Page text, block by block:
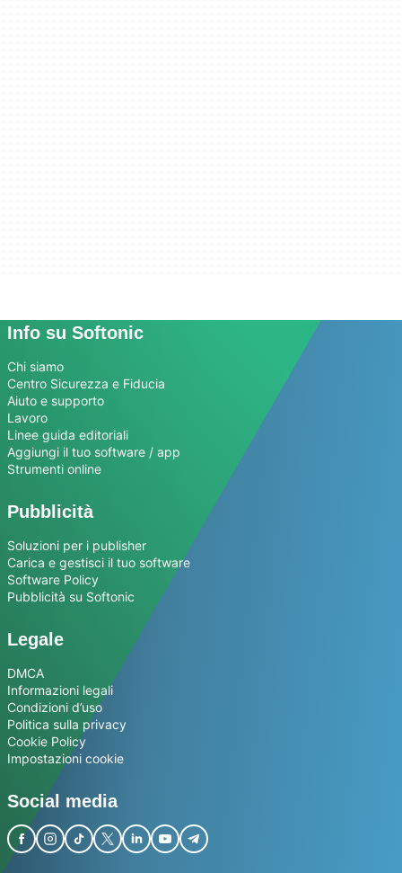
Info su Softonic
Chi siamo
Centro Sicurezza e Fiducia
Aiuto e supporto
Lavoro
Linee guida editoriali
Aggiungi il tuo software / app
Strumenti online
Pubblicità
Soluzioni per i publisher
Carica e gestisci il tuo software
Software Policy
Pubblicità su Softonic
Legale
DMCA
Informazioni legali
Condizioni d’uso
Politica sulla privacy
Cookie Policy
Impostazioni cookie
Social media